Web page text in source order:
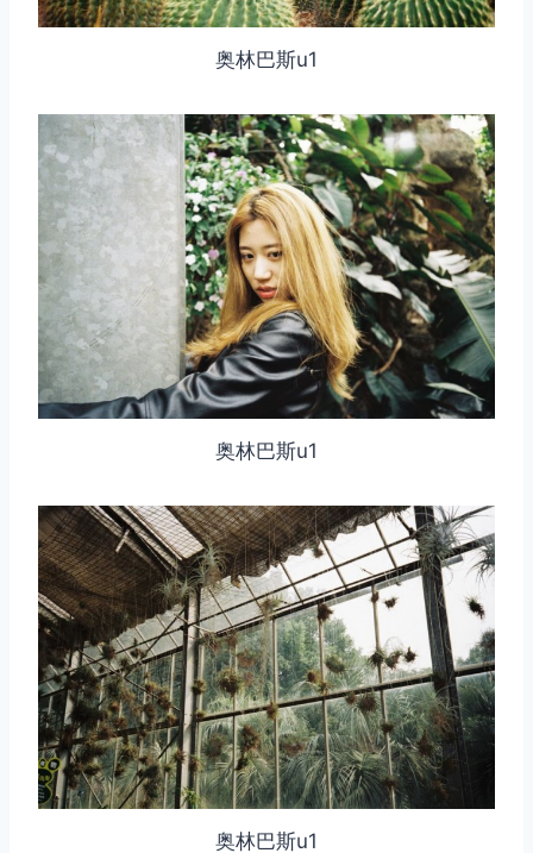
奥林巴斯u1
奥林巴斯u1
奥林巴斯u1